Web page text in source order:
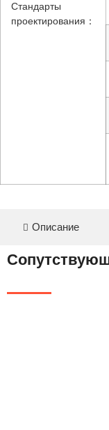
Стандарты
проектирования：
Описание